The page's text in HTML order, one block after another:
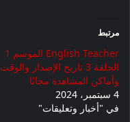
مرتبط
English Teacher الموسم 1
الحلقة 3 تاريخ الإصدار والوقت
وأماكن المشاهدة مجانًا
4 سبتمبر، 2024
في "أخبار وتعليقات"